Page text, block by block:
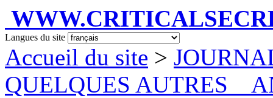
Langues du site
Accueil du site >
QUELQUES AUTRES _